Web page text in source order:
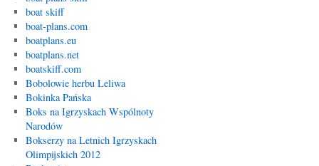
boat skiff
boat-plans.com
boatplans.eu
boatplans.net
boatskiff.com
Bobolowie herbu Leliwa
Bokinka Pańska
Boks na Igrzyskach Wspólnoty
Narodów
Bokserzy na Letnich Igrzyskach
Olimpijskich 2012